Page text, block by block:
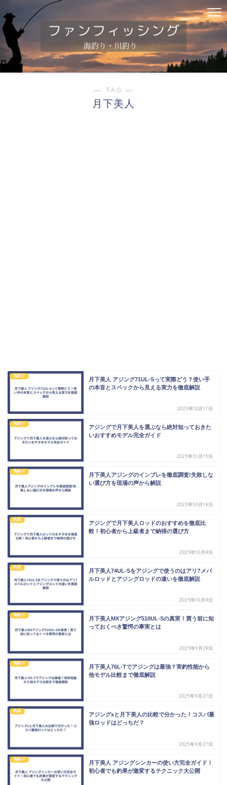
― TAG ―
月下美人
海釣り
月下美人 アジング71UL-Sって実際どう？使い手
の本音とスペックから見える実力を徹底解説
2025年12月17日
海釣り
アジングで月下美人を選ぶなら絶対知っておきた
いおすすめモデル完全ガイド
2025年10月15日
海釣り
月下美人アジングのインプレを徹底調査!失敗しな
い選び方を現場の声から解説
2025年10月14日
釣具
アジングで月下美人ロッドのおすすめを徹底比
較！初心者から上級者まで納得の選び方
2025年10月8日
釣具
月下美人74UL-Sをアジングで使うのはアリ?メバ
ルロッドとアジングロッドの違いを徹底解説
2025年10月8日
海釣り
月下美人MXアジング510UL-Sの真実！買う前に知
っておくべき驚愕の事実とは
2025年9月29日
海釣り
月下美人76L-Tでアジングは最強？実釣性能から
他モデル比較まで徹底解説
2025年9月27日
釣具
アジングxと月下美人の比較で分かった！コスパ最
強ロッドはどっちだ？
2025年9月27日
海釣り
月下美人 アジングシンカーの使い方完全ガイド！
初心者でも釣果が激変するテクニック大公開